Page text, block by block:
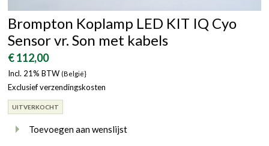
Brompton Koplamp LED KIT IQ Cyo
Sensor vr. Son met kabels
€ 112,00
Incl. 21% BTW (België}
Exclusief verzendingskosten
UITVERKOCHT
Toevoegen aan wenslijst